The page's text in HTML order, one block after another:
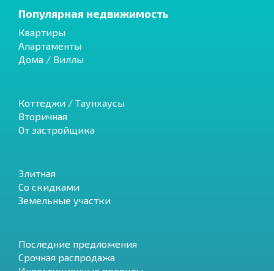
Популярная недвижимость
Квартиры
Апартаменты
Дома / Виллы
Коттеджи / Таунхаусы
Вторичная
От застройщика
Элитная
Со скидками
Земельные участки
Последние предложения
Срочная распродажа